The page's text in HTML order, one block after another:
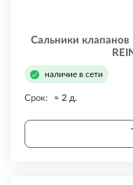
Сальники
наличие в сети
Срок: ≈ 2 д.